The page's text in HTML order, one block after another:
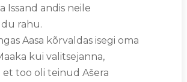
Issand andis neile
rahu.
Aasa kõrvaldas isegi oma
kui valitsejanna,
et too oli teinud Ašera